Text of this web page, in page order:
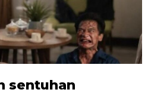
sentuhan